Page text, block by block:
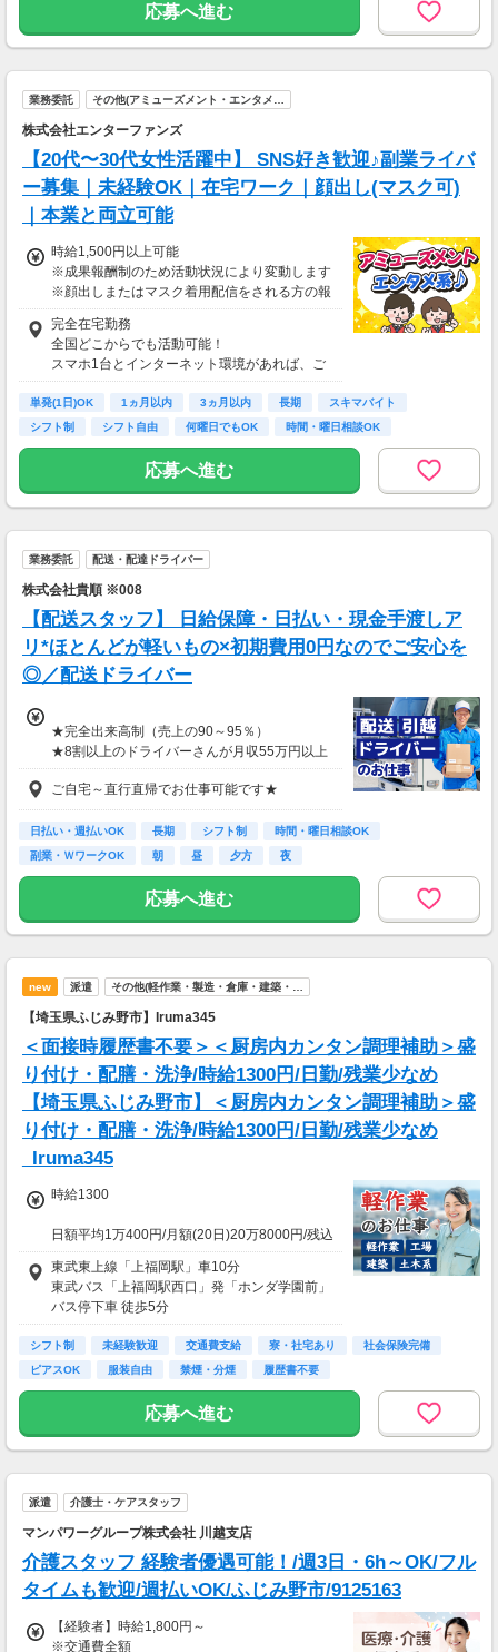
応募へ進む
業務委託 その他(アミューズメント・エンタメ…
株式会社エンターファンズ
【20代〜30代女性活躍中】 SNS好き歓迎♪副業ライバ
ー募集｜未経験OK｜在宅ワーク｜顔出し(マスク可)
｜本業と両立可能
時給1,500円以上可能
※成果報酬制のため活動状況により変動します
※顔出しまたはマスク着用配信をされる方の報
酬基準となります
【収入例】
■事務職Aさん（週3日・月50時間程度）
月収8万円～15万円
月収15万円～25万円
■主婦Cさん（月100時間程度）
月収20万円以上
現在活躍中のライバーの多くは会社員や主婦の
方。
本業や家庭と両立しながら副業として活動され
ています。
完全在宅勤務
全国どこからでも活動可能！
スマホ1台とインターネット環境があれば、ご
自宅からスタートできます。
通勤時間ゼロだから、本業やプライベートとの
両立もラクラク♪
単発(1日)OK 1ヵ月以内 3ヵ月以内 長期
スキマバイト
シフト制
シフト自由 何曜日でもOK 時間・曜日相談OK
応募へ進む
業務委託 配送・配達ドライバー
株式会社貴順 ※008
【配送スタッフ】 日給保障・日払い・現金手渡しア
リ*ほとんどが軽いもの×初期費用0円なのでご安心を
◎／配送ドライバー
★完全出来高制（売上の90～95％）
★8割以上のドライバーさんが月収55万円以上
★支度金5～25万円補助あり（規定有）
★選べる入社祝い金アリ
⇒「初回稼働1か月後に3万円」or「1年後に10
万円」or「2年後に20万円」選べます！
ご都合にあわせてルートや個数は調整可能！
※1日2万円保証の案件もあり！
＊現金手渡し・日払いご相談OK
＊前払い制度あり（稼働分のみ）
【日収例】
売上2万1600円（1個160円×135個）×90％=約
1万9000円
【月額報酬例】
売上65万2800円(1個160円×170個×24日)×90％
=58万7520円
ご自宅～直行直帰でお仕事可能です★
日払い・週払いOK 長期 シフト制
時間・曜日相談OK
副業・ＷワークOK
朝 昼 夕方 夜
応募へ進む
new 派遣 その他(軽作業・製造・倉庫・建築・…
【埼玉県ふじみ野市】Iruma345
＜面接時履歴書不要＞＜厨房内カンタン調理補助＞盛
り付け・配膳・洗浄/時給1300円/日勤/残業少なめ
【埼玉県ふじみ野市】＜厨房内カンタン調理補助＞盛
り付け・配膳・洗浄/時給1300円/日勤/残業少なめ
_Iruma345
時給1300
日額平均1万400円/月額(20日)20万8000円/残込
(10h)22万4250円
★応募資格★
※18歳以上
の方は卒業後に派遣登録が可能です。）
東武東上線「上福岡駅」車10分
東武バス「上福岡駅西口」発「ホンダ学園前」
バス停下車 徒歩5分
車・バイク・自転車通勤可（無料駐車場有 ※敷
地内徒歩1分）
シフト制 未経験歓迎 交通費支給 寮・社宅あり
社会保険完備
ピアスOK
服装自由 禁煙・分煙 履歴書不要
応募へ進む
派遣 介護士・ケアスタッフ
マンパワーグループ株式会社 川越支店
介護スタッフ 経験者優遇可能！/週3日・6h～OK/フル
タイムも歓迎/週払いOK/ふじみ野市/9125163
【経験者】時給1,800円～
※交通費全額